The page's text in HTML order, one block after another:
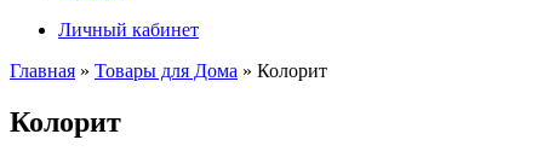
Личный кабинет
Главная » Товары для Дома » Колорит
Колорит